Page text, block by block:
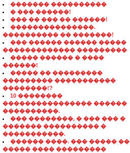
������� ����������
� ��� ������!
��� �� ��� �� ������!
���������������.
���������� �� �������!
��� ������ ������ �����
������������� ���������
����� ������ � ����
������!
����� �� ���������
��������� �����������
��������!?
10 ��������
���������������� ������
����������.
��� ��������, � ��� ��� �
������� ���������� �
�����������.
������ ����. ��� ����� ��
����� ���� ���������